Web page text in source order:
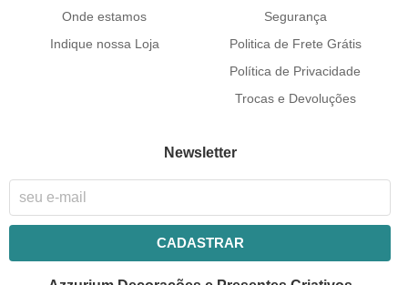
Onde estamos
Indique nossa Loja
Segurança
Politica de Frete Grátis
Política de Privacidade
Trocas e Devoluções
Newsletter
CADASTRAR